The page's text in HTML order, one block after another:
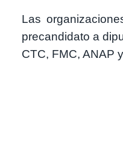
Las
precandidato a
CTC, FMC, ANAP